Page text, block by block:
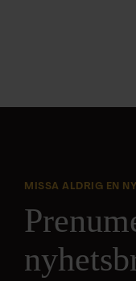
MISSA ALDRIG EN